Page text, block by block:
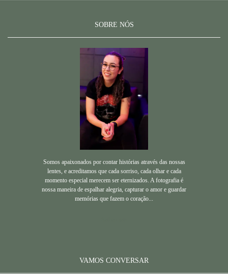
SOBRE NÓS
Somos apaixonados por contar histórias através das nossas
lentes, e acreditamos que cada sorriso, cada olhar e cada
momento especial merecem ser eternizados. A fotografia é
nossa maneira de espalhar alegria, capturar o amor e guardar
memórias que fazem o coração...
VAMOS CONVERSAR